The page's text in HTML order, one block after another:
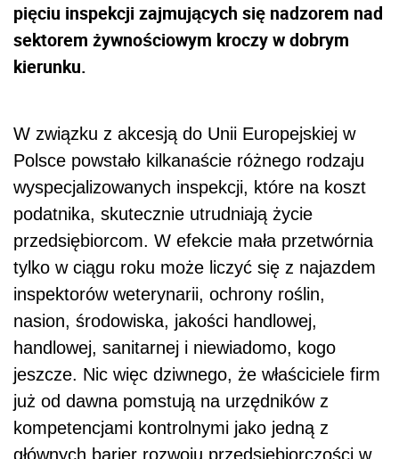
pięciu inspekcji zajmujących się nadzorem nad
sektorem żywnościowym kroczy w dobrym
kierunku.
W związku z akcesją do Unii Europejskiej w
Polsce powstało kilkanaście różnego rodzaju
wyspecjalizowanych inspekcji, które na koszt
podatnika, skutecznie utrudniają życie
przedsiębiorcom. W efekcie mała przetwórnia
tylko w ciągu roku może liczyć się z najazdem
inspektorów weterynarii, ochrony roślin,
nasion, środowiska, jakości handlowej,
handlowej, sanitarnej i niewiadomo, kogo
jeszcze. Nic więc dziwnego, że właściciele firm
już od dawna pomstują na urzędników z
kompetencjami kontrolnymi jako jedną z
głównych barier rozwoju przedsiębiorczości w